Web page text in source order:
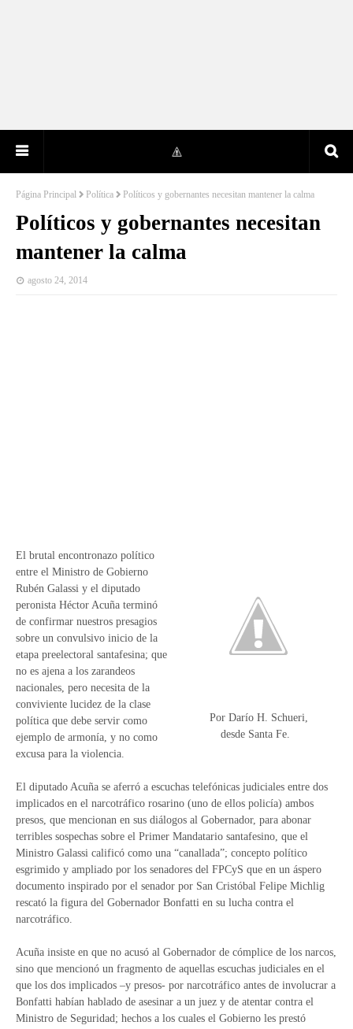
Página Principal Política Políticos y gobernantes necesitan mantener la calma
Políticos y gobernantes necesitan
mantener la calma
agosto 24, 2014
Por Darío H. Schueri,
desde Santa Fe.
El brutal encontronazo político
entre el Ministro de Gobierno
Rubén Galassi y el diputado
peronista Héctor Acuña terminó
de confirmar nuestros presagios
sobre un convulsivo inicio de la
etapa preelectoral santafesina; que
no es ajena a los zarandeos
nacionales, pero necesita de la
conviviente lucidez de la clase
política que debe servir como
ejemplo de armonía, y no como
excusa para la violencia.
El diputado Acuña se aferró a escuchas telefónicas judiciales entre dos
implicados en el narcotráfico rosarino (uno de ellos policía) ambos
presos, que mencionan en sus diálogos al Gobernador, para abonar
terribles sospechas sobre el Primer Mandatario santafesino, que el
Ministro Galassi calificó como una “canallada”; concepto político
esgrimido y ampliado por los senadores del FPCyS que en un áspero
documento inspirado por el senador por San Cristóbal Felipe Michlig
rescató la figura del Gobernador Bonfatti en su lucha contra el
narcotráfico.
Acuña insiste en que no acusó al Gobernador de cómplice de los narcos,
sino que mencionó un fragmento de aquellas escuchas judiciales en el
que los dos implicados –y presos- por narcotráfico antes de involucrar a
Bonfatti habían hablado de asesinar a un juez y de atentar contra el
Ministro de Seguridad; hechos a los cuales el Gobierno les prestó